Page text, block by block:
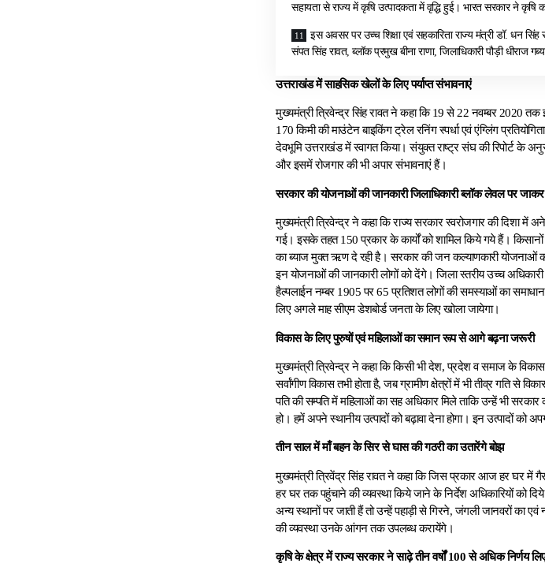
सहायता से राज्य में कृषि उत्पादकता में वृद्धि हुई। भारत सरकार ने कृषि
इस अवसर पर उच्च शिक्षा एवं सहकारिता राज्य मंत्री डॉ. धन
संपत सिंह रावत, ब्लॉक प्रमुख बीना राणा, जिलाधिकारी पौड़ी धीराज
उत्तराखंड में साहसिक खेलों के लिए पर्याप्त संभावनाएं
मुख्यमंत्री त्रिवेन्द्र सिंह रावत ने कहा कि 19 से 22 नवम्बर 2020
170 किमी की माउंटेन बाइकिंग ट्रेल रनिंग स्पर्धा एवं एंग्लिंग
देवभूमि उत्तराखंड में स्वागत किया। संयुक्त राष्ट्र संघ की रिपोर्ट के
और इसमें रोजगार की भी अपार संभावनाएं हैं।
सरकार की योजनाओं की जानकारी जिलाधिकारी ब्लॉक लेवल पर
मुख्यमंत्री त्रिवेन्द्र ने कहा कि राज्य सरकार स्वरोजगार की दिशा
गई। इसके तहत 150 प्रकार के कार्यों को शामिल किये गये हैं।
का ब्याज मुक्त ऋण दे रही है। सरकार की जन कल्याणकारी योजनाओं
इन योजनाओं की जानकारी लोगों को देंगे। जिला स्तरीय उच्च
हैल्पलाईन नम्बर 1905 पर 65 प्रतिशत लोगों की समस्याओं का समाधान
लिए अगले माह सीएम डेशबोर्ड जनता के लिए खोला जायेगा।
विकास के लिए पुरुषों एवं महिलाओं का समान रूप से आगे बढ़ना जरूरी
मुख्यमंत्री त्रिवेन्द्र ने कहा कि किसी भी देश, प्रदेश व समाज के
सर्वांगीण विकास तभी होता है, जब ग्रामीण क्षेत्रों में भी तीव्र गति से
पति की सम्पति में महिलाओं का सह अधिकार मिले ताकि उन्हें भी
हो। हमें अपने स्थानीय उत्पादों को बढ़ावा देना होगा। इन उत्पादों को
तीन साल में माँ बहन के सिर से घास की गठरी का उतारेंगे बोझ
मुख्यमंत्री त्रिवेंद्र सिंह रावत ने कहा कि जिस प्रकार आज हर घर में
हर घर तक पहुंचाने की व्यवस्था किये जाने के निर्देश अधिकारियों को
अन्य स्थानों पर जाती हैं तो उन्हें पहाड़ी से गिरने, जंगली जानवरों का
की व्यवस्था उनके आंगन तक उपलब्ध करायेंगे।
कृषि के क्षेत्र में राज्य सरकार ने साढ़े तीन वर्षों 100 से अधिक निर्णय